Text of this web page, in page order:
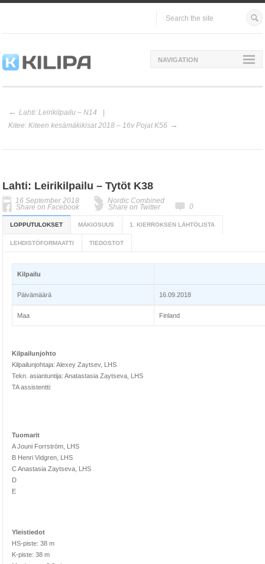
NAVIGATION
Lahti: Leirikilpailu – N14
Kitee: Kiteen kesämäkikisat 2018 – 16v Pojat K56
Lahti: Leirikilpailu – Tytöt K38
16 September 2018 Nordic Combined
Share on Facebook Share on Twitter 0
LOPPUTULOKSET MÄKIOSUUS 1. KIERROKSEN LÄHTÖLISTA
LEHDISTÖFORMAATTI TIEDOSTOT
Kilpailu
Päivämäärä 16.09.2018
Maa Finland
Kilpailunjohto
Kilpailunjohtaja: Alexey Zaytsev, LHS
Tekn. asiantuntija: Anatastasia Zaytseva, LHS
TA assistentti:
Tuomarit
A Jouni Forrström, LHS
B Henri Vidgren, LHS
C Anastasia Zaytseva, LHS
D
E
Yleistiedot
HS-piste: 38 m
K-piste: 38 m